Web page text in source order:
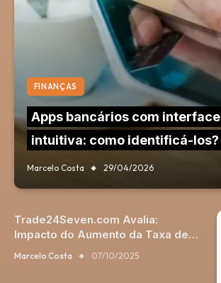
FINANÇAS
Apps bancários com interface
intuitiva: como identificá-los?
Marcelo Costa 29/04/2026
Trade24Seven.com Avalia:
Impacto do Aumento da Taxa de
Juros do Fed nos Mercados
Marcelo Costa 07/10/2025